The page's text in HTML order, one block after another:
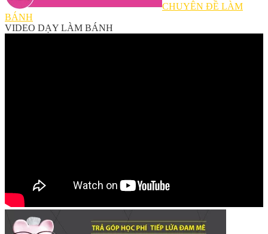
CHUYÊN ĐỀ LÀM
BÁNH
VIDEO DẠY LÀM BÁNH